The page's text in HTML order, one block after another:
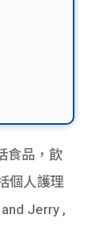
食品，飲
個人護理
Jerry ,